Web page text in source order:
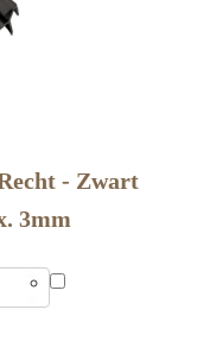
- Zwart
3mm